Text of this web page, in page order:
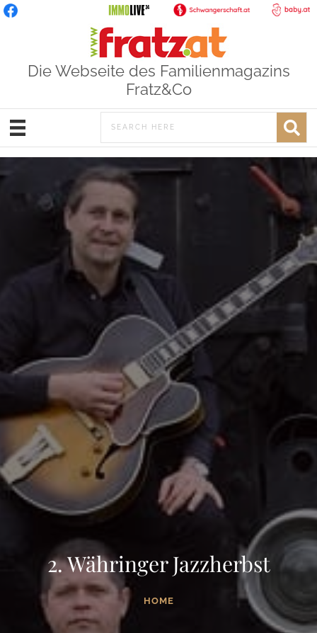
Die Webseite des Familienmagazins
Fratz&Co
2. Währinger Jazzherbst
HOME